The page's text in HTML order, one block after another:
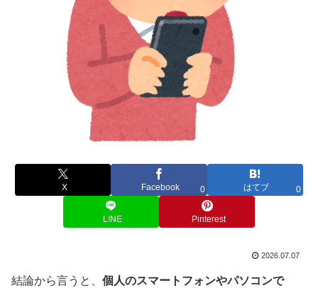
X Facebook 0 はてブ 0
LINE Pinterest
2026.07.07
結論から言うと、 個人のスマートフォンやパソコンで